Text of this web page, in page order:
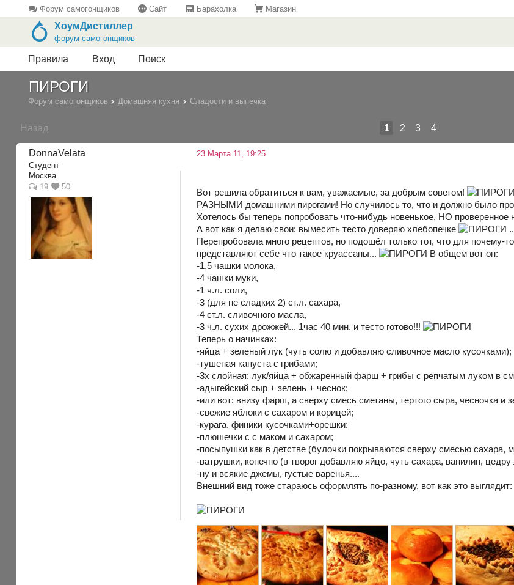
Форум самогонщиков Сайт Барахолка Магазин
ХоумДистиллер
форум самогонщиков
Правила Вход Поиск
ПИРОГИ
Форум самогонщиков Домашняя кухня Сладости и выпечка
Назад 1 2 3 4
DonnaVelata
Студент
Москва
19
50
23 Марта 11, 19:25
Вот решила обратиться к вам, уважаемые, за добрым советом!
РАЗНЫМИ домашними пирогами! Но случилось то, что и должно было
Хотелось бы теперь попробовать что-нибудь новенькое, НО
А вот как я делаю свои: вымесить тесто доверяю хлебопечке
Перепробовала много рецептов, но подошёл только тот, что для почему-
представляют себе что такое круассаны...
В общем вот он:
-1,5 чашки молока,
-4 чашки муки,
-1 ч.л. соли,
-3 (для не сладких 2) ст.л. сахара,
-4 ст.л. сливочного масла,
-3 ч.л. сухих дрожжей... 1час 40 мин. и тесто готово!!!
Теперь о начинках:
-яйца + зеленый лук (чуть солю и добавляю сливочное масло кусочками);
-тушеная капуста с грибами;
-3х слойная: лук/яйца + обжаренный фарш + грибы с репчатым луком в
-адыгейский сыр + зелень + чеснок;
-или вот: внизу фарш, а сверху смесь сметаны, тертого сыра, чесночка и
-свежие яблоки с сахаром и корицей;
-курага, финики кусочками+орешки;
-плюшечки с с маком и сахаром;
-посыпушки как в детстве (булочки покрываются сверху смесью сахара,
-ватрушки, конечно (в творог добавляю яйцо, чуть сахара, ванилин,
-ну и всякие джемы, густые варенья....
Внешний вид тоже стараюсь оформлять по-разному, вот как это выглядит: